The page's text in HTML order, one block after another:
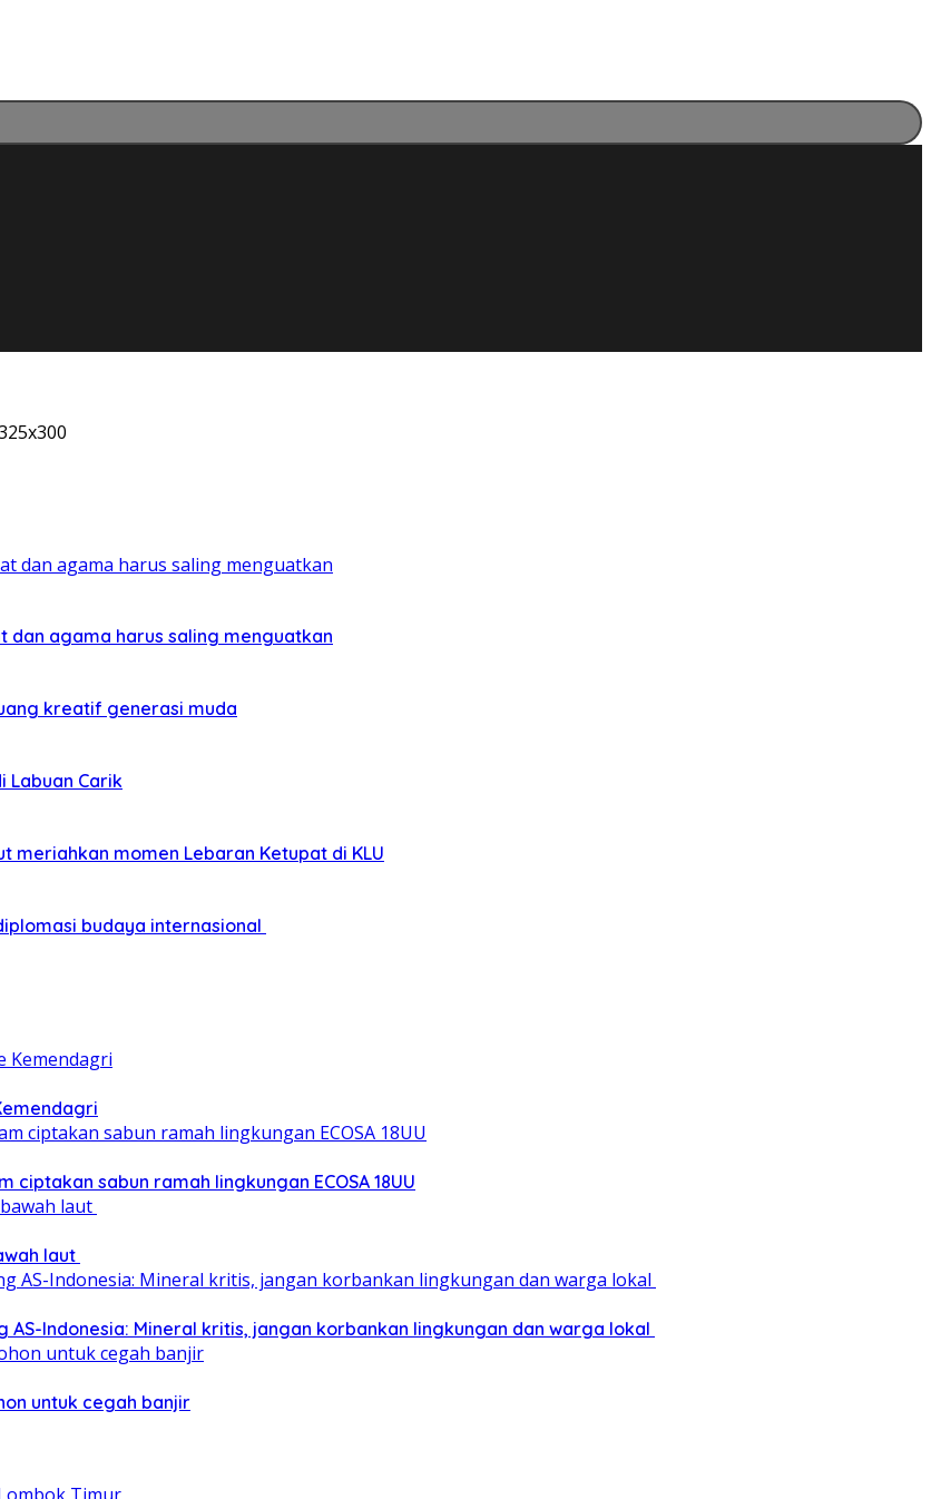
dan agama harus saling menguatkan
kreatif generasi muda
Labuan Carik
meriahkan momen Lebaran Ketupat di KLU
budaya internasional
sabun ramah lingkungan ECOSA 18UU
laut
Indonesia: Mineral kritis, jangan korbankan lingkungan dan warga lokal
untuk cegah banjir